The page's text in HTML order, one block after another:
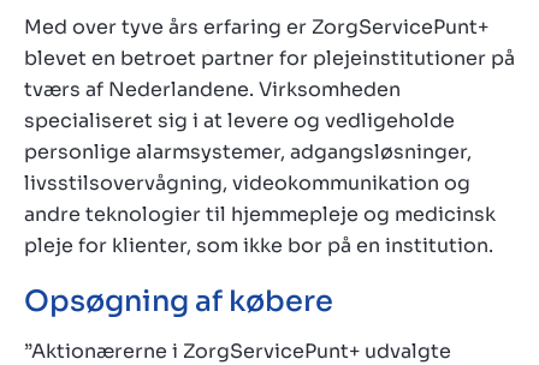
Med over tyve års erfaring er ZorgServicePunt+
blevet en betroet partner for plejeinstitutioner på
tværs af Nederlandene. Virksomheden
specialiseret sig i at levere og vedligeholde
personlige alarmsystemer, adgangsløsninger,
livsstilsovervågning, videokommunikation og
andre teknologier til hjemmepleje og medicinsk
pleje for klienter, som ikke bor på en institution.
Opsøgning af købere
”Aktionærerne i ZorgServicePunt+ udvalgte